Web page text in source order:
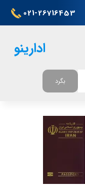
021-26716453
ادارینو
بگرد